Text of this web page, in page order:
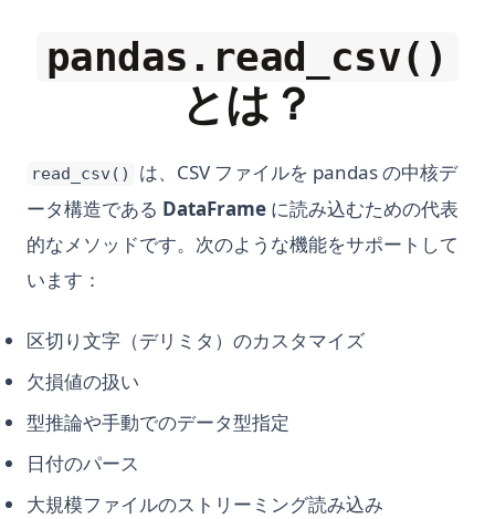
pandas.read_csv()
とは？
read_csv()
は、CSV ファイルを pandas の中核デ
ータ構造である DataFrame に読み込むための代表
的なメソッドです。次のような機能をサポートして
います：
区切り文字（デリミタ）のカスタマイズ
欠損値の扱い
型推論や手動でのデータ型指定
日付のパース
大規模ファイルのストリーミング読み込み